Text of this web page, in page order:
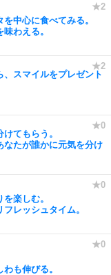
中心に食べてみる。
わえる。
スマイルをプレゼント
てもらう。
なたが誰かに元気を分け
楽しむ。
レッシュタイム。
も伸びる。